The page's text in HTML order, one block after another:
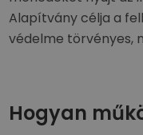
Alapítvány célja a
védelme törvényes,
Hogyan